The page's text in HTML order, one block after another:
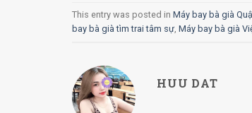
This entry was posted in Máy bay bà già
bay bà già tìm trai tâm sự Máy bay bà già
HUU DAT